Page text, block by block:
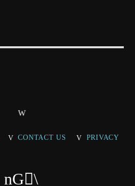
CONTACT US
PRIVACY